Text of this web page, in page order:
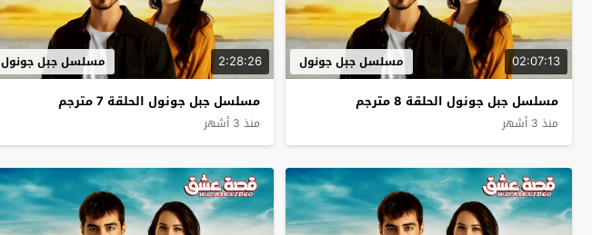
02:07:13 مسلسل جبل جونول
مسلسل جبل جونول الحلقة 8 مترجم
منذ 3 أشهر
2:28:26 مسلسل جبل جونول
مسلسل جبل جونول الحلقة 7 مترجم
منذ 3 أشهر